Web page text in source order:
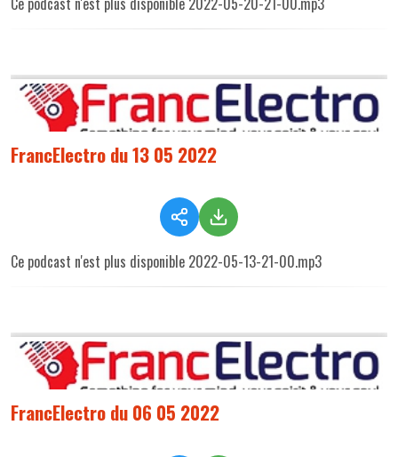
FrancElectro du 13 05 2022
Ce podcast n'est plus disponible 2022-05-13-21-00.mp3
FrancElectro du 06 05 2022